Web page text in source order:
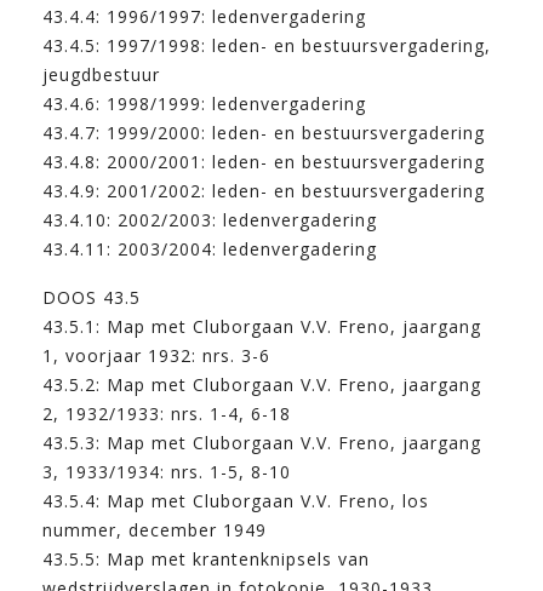
43.4.4: 1996/1997: ledenvergadering
43.4.5: 1997/1998: leden- en bestuursvergadering,
jeugdbestuur
43.4.6: 1998/1999: ledenvergadering
43.4.7: 1999/2000: leden- en bestuursvergadering
43.4.8: 2000/2001: leden- en bestuursvergadering
43.4.9: 2001/2002: leden- en bestuursvergadering
43.4.10: 2002/2003: ledenvergadering
43.4.11: 2003/2004: ledenvergadering
DOOS 43.5
43.5.1: Map met Cluborgaan V.V. Freno, jaargang
1, voorjaar 1932: nrs. 3-6
43.5.2: Map met Cluborgaan V.V. Freno, jaargang
2, 1932/1933: nrs. 1-4, 6-18
43.5.3: Map met Cluborgaan V.V. Freno, jaargang
3, 1933/1934: nrs. 1-5, 8-10
43.5.4: Map met Cluborgaan V.V. Freno, los
nummer, december 1949
43.5.5: Map met krantenknipsels van